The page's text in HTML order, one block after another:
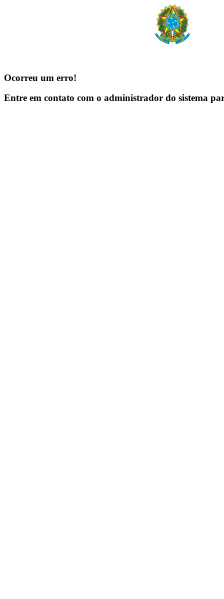
Ocorreu um erro!
Entre em contato com o administrador do sistema